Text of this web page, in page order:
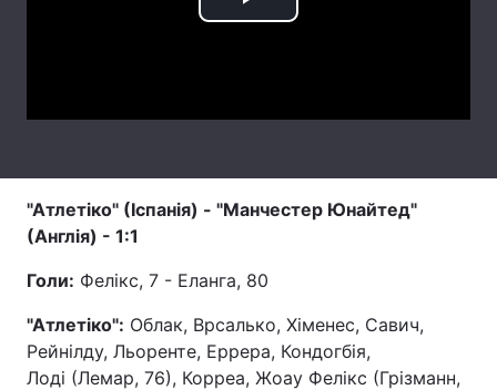
Архів Вакансії
Контакти
Послуги
Play
"Атлетіко" (Іспанія) - "Манчестер Юнайтед"
(Англія) - 1:1
Голи: Фелікс, 7 - Еланга, 80
"Атлетіко": Облак, Врсалько, Хіменес, Савич,
Рейнілду, Льоренте, Еррера, Кондогбія,
Лоді (Лемар, 76), Корреа, Жоау Фелікс (Грізманн,